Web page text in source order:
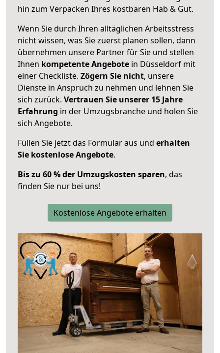
hin zum Verpacken Ihres kostbaren Hab & Gut.
Wenn Sie durch Ihren alltäglichen Arbeitsstress
nicht wissen, was Sie zuerst planen sollen, dann
übernehmen unsere Partner für Sie und stellen
Ihnen kompetente Angebote in Düsseldorf mit
einer Checkliste. Zögern Sie nicht, unsere
Dienste in Anspruch zu nehmen und lehnen Sie
sich zurück. Vertrauen Sie unserer 15 Jahre
Erfahrung in der Umzugsbranche und holen Sie
sich Angebote.
Füllen Sie jetzt das Formular aus und erhalten
Sie kostenlose Angebote.
Bis zu 60 % der Umzugskosten sparen, das
finden Sie nur bei uns!
Kostenlose Angebote erhalten